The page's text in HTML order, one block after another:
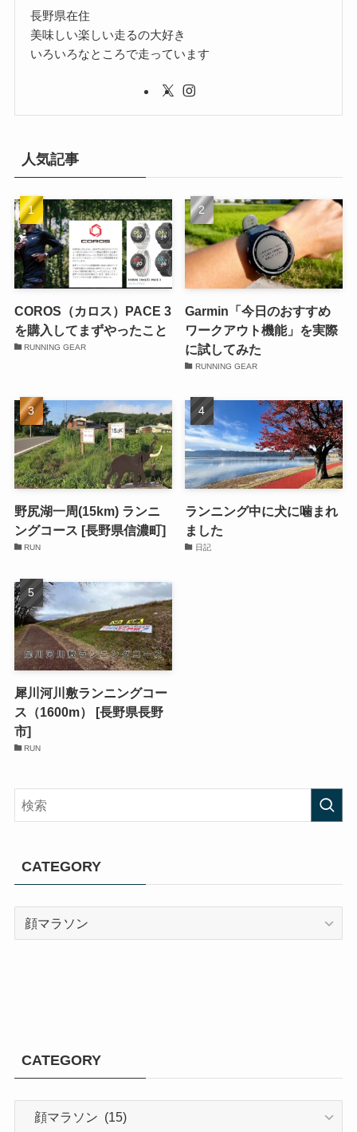
長野県在住
美味しい楽しい走るの大好き
いろいろなところで走っています
人気記事
COROS（カロス）PACE 3
を購入してまずやったこと
RUNNING GEAR
Garmin「今日のおすすめ
ワークアウト機能」を実際
に試してみた
RUNNING GEAR
野尻湖一周(15km) ランニ
ングコース [長野県信濃町]
RUN
ランニング中に犬に噛まれ
ました
日記
犀川河川敷ランニングコー
ス（1600m） [長野県長野
市]
RUN
CATEGORY
CATEGORY
CATEGORY
CATEGORY